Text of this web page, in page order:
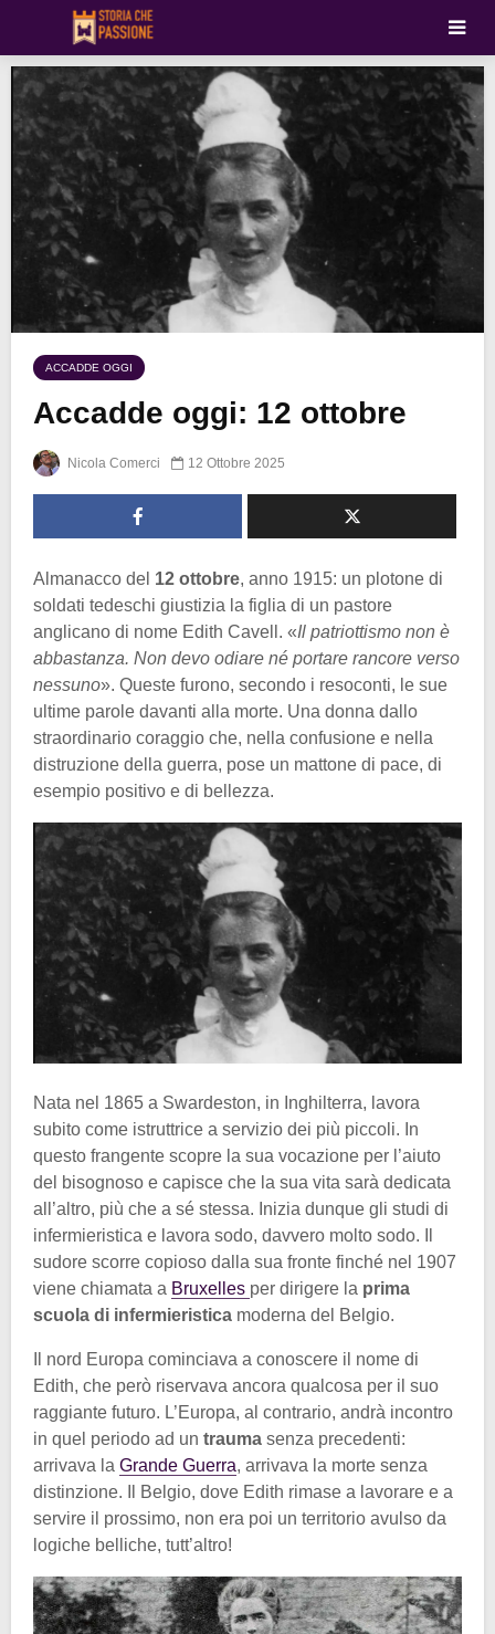
ACCADDE OGGI
Accadde oggi: 12 ottobre
Nicola Comerci 12 Ottobre 2025
Almanacco del 12 ottobre, anno 1915: un plotone di
soldati tedeschi giustizia la figlia di un pastore
anglicano di nome Edith Cavell. «Il patriottismo non è
abbastanza. Non devo odiare né portare rancore verso
nessuno». Queste furono, secondo i resoconti, le sue
ultime parole davanti alla morte. Una donna dallo
straordinario coraggio che, nella confusione e nella
distruzione della guerra, pose un mattone di pace, di
esempio positivo e di bellezza.
Nata nel 1865 a Swardeston, in Inghilterra, lavora
subito come istruttrice a servizio dei più piccoli. In
questo frangente scopre la sua vocazione per l’aiuto
del bisognoso e capisce che la sua vita sarà dedicata
all’altro, più che a sé stessa. Inizia dunque gli studi di
infermieristica e lavora sodo, davvero molto sodo. Il
sudore scorre copioso dalla sua fronte finché nel 1907
viene chiamata a Bruxelles per dirigere la prima
scuola di infermieristica moderna del Belgio.
Il nord Europa cominciava a conoscere il nome di
Edith, che però riservava ancora qualcosa per il suo
raggiante futuro. L’Europa, al contrario, andrà incontro
in quel periodo ad un trauma senza precedenti:
arrivava la Grande Guerra, arrivava la morte senza
distinzione. Il Belgio, dove Edith rimase a lavorare e a
servire il prossimo, non era poi un territorio avulso da
logiche belliche, tutt’altro!